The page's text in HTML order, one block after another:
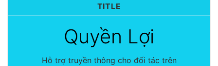
TITLE
Quyền Lợi
Hỗ trợ truyền thông cho đối tác trên